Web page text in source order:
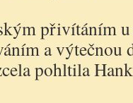
přivítáním
a výtečnou
pohltila